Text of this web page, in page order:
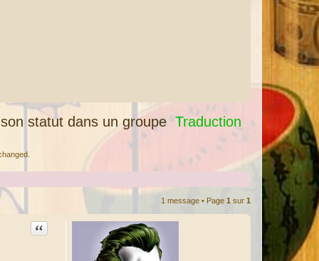
statut dans un groupe Traduction
1 message • Page 1 sur 1
Citation